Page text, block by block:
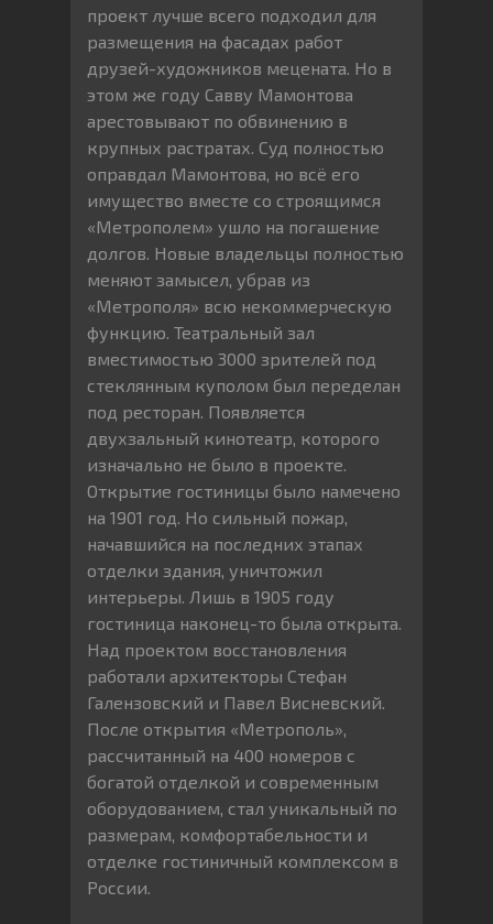
проект лучше всего подходил для
размещения на фасадах работ
друзей-художников мецената. Но в
этом же году Савву Мамонтова
арестовывают по обвинению в
крупных растратах. Суд полностью
оправдал Мамонтова, но всё его
имущество вместе со строящимся
«Метрополем» ушло на погашение
долгов. Новые владельцы полностью
меняют замысел, убрав из
«Метрополя» всю некоммерческую
функцию. Театральный зал
вместимостью 3000 зрителей под
стеклянным куполом был переделан
под ресторан. Появляется
двухзальный кинотеатр, которого
изначально не было в проекте.
Открытие гостиницы было намечено
на 1901 год. Но сильный пожар,
начавшийся на последних этапах
отделки здания, уничтожил
интерьеры. Лишь в 1905 году
гостиница наконец-то была открыта.
Над проектом восстановления
работали архитекторы Стефан
Галензовский и Павел Висневский.
После открытия «Метрополь»,
рассчитанный на 400 номеров с
богатой отделкой и современным
оборудованием, стал уникальный по
размерам, комфортабельности и
отделке гостиничный комплексом в
России.